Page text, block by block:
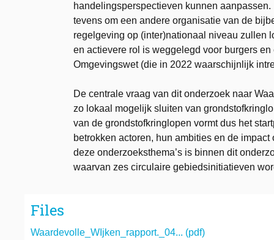
handelingsperspectieven kunnen
tevens om een andere organisatie van de
regelgeving op (inter)nationaal niveau zullen
en actievere rol is weggelegd voor burgers
Omgevingswet (die in 2022 waarschijnlijk
De centrale vraag van dit onderzoek naar
zo lokaal mogelijk sluiten van
van de grondstofkringlopen vormt dus het
betrokken actoren, hun ambities en de
deze onderzoeksthema’s is binnen dit
waarvan zes circulaire gebiedsinitiatieven
Files
Waardevolle_WIjken_rapport._04... (pdf)